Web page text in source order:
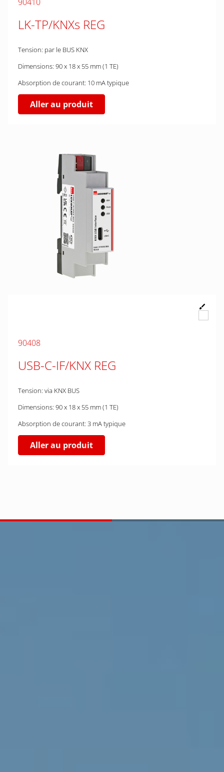
LK-TP/KNXs REG
Tension: par le BUS KNX
Dimensions: 90 x 18 x 55 mm (1 TE)
Absorption de courant: 10 mA typique
Aller au produit
90408
USB-C-IF/KNX REG
Tension: via KNX BUS
Dimensions: 90 x 18 x 55 mm (1 TE)
Absorption de courant: 3 mA typique
Aller au produit